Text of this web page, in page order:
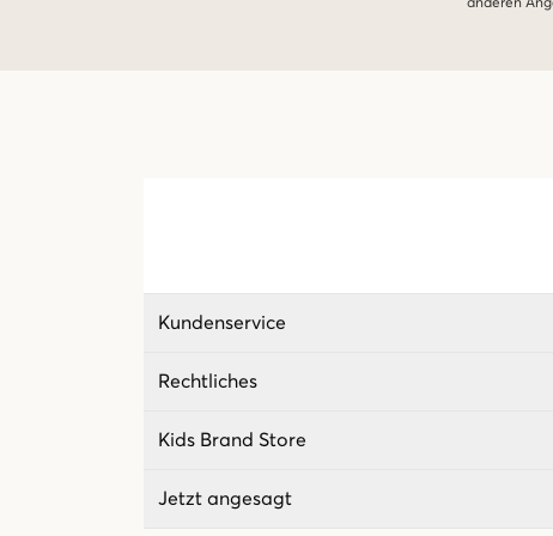
anderen
Kundenservice
Rechtliches
Kids Brand Store
Jetzt angesagt